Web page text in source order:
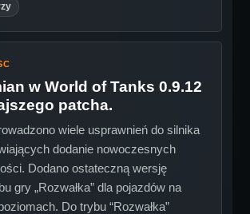
w World of Tanks 0.9.12
patcha.
wiele usprawnień do silnika
dodanie nowoczesnych
Dodano ostateczną wersję
gry „Rozwałka” dla pojazdów na
Do trybu “Rozwałka”